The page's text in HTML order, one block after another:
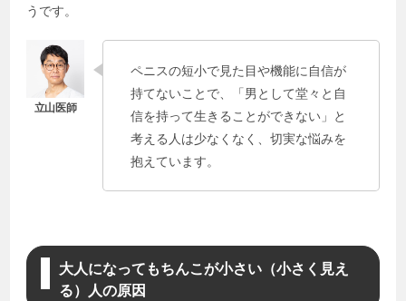
うです。
ペニスの短小で見た目や機能に自信が
持てないことで、「男として堂々と自
信を持って生きることができない」と
考える人は少なくなく、切実な悩みを
抱えています。
大人になってもちんこが小さい（小さく見え
る）人の原因